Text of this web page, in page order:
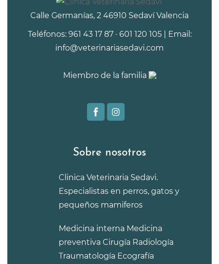
Calle Germanías, 2 46910 Sedaví Valencia
Teléfonos: 961 43 17 87 · 601 120 105 | Email:
info@veterinariasedavi.com
Miembro de la familia
Sobre nosotros
Clinica Veterinaria Sedavi.
Especialistas en perros, gatos y
pequeños mamiferos
Medicina interna Medicina
preventiva Cirugía Radiología
Traumatología Ecografía